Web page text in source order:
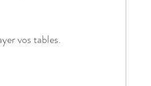
vos tables.